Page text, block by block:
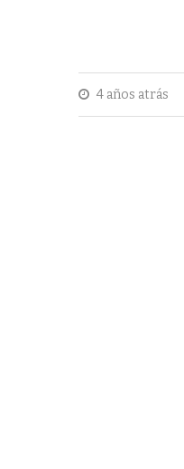
4 años atrás